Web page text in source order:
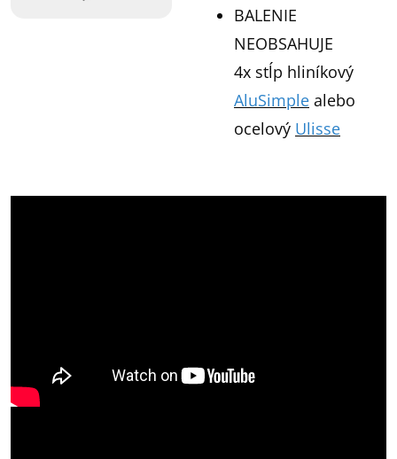
BALENIE
NEOBSAHUJE
4x stĺp hliníkový
AluSimple alebo
ocelový Ulisse